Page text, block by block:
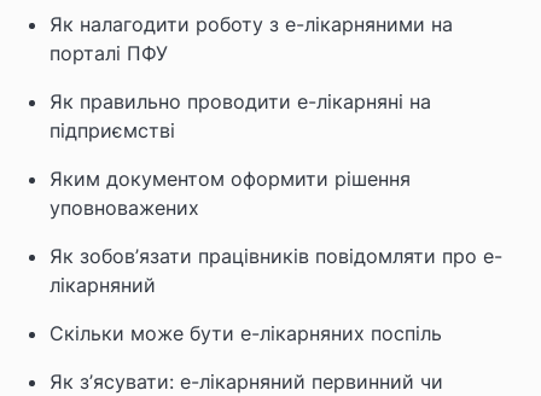
Як налагодити роботу з е-лікарняними на
порталі ПФУ
Як правильно проводити е-лікарняні на
підприємстві
Яким документом оформити рішення
уповноважених
Як зобов’язати працівників повідомляти про е-
лікарняний
Скільки може бути е-лікарняних поспіль
Як з’ясувати: е-лікарняний первинний чи